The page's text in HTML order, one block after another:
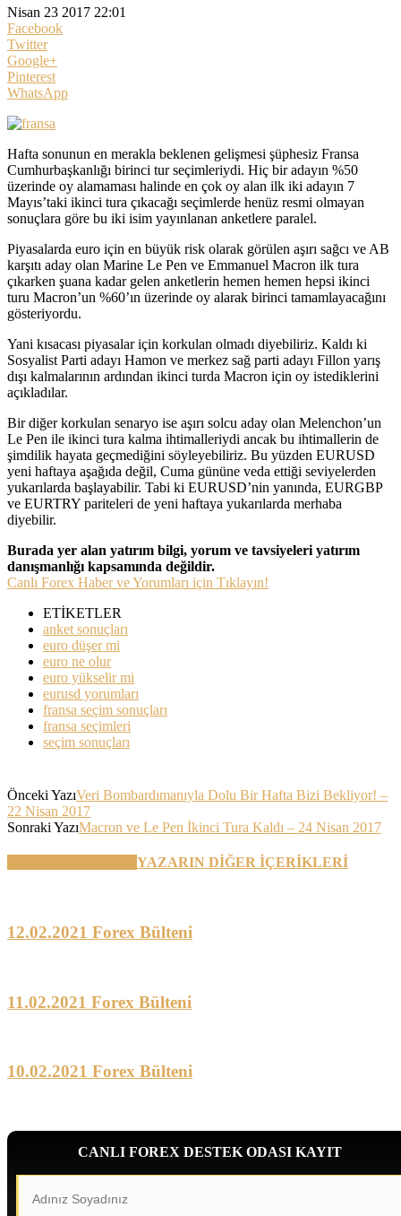
Nisan 23 2017 22:01
Facebook
Twitter
Google+
Pinterest
WhatsApp
Hafta sonunun en merakla beklenen gelişmesi şüphesiz Fransa
Cumhurbaşkanlığı birinci tur seçimleriydi. Hiç bir adayın %50
üzerinde oy alamaması halinde en çok oy alan ilk iki adayın 7
Mayıs’taki ikinci tura çıkacağı seçimlerde henüz resmi olmayan
sonuçlara göre bu iki isim yayınlanan anketlere paralel.
Piyasalarda euro için en büyük risk olarak görülen aşırı sağcı ve AB
karşıtı aday olan Marine Le Pen ve Emmanuel Macron ilk tura
çıkarken şuana kadar gelen anketlerin hemen hemen hepsi ikinci
turu Macron’un %60’ın üzerinde oy alarak birinci tamamlayacağını
gösteriyordu.
Yani kısacası piyasalar için korkulan olmadı diyebiliriz. Kaldı ki
Sosyalist Parti adayı Hamon ve merkez sağ parti adayı Fillon yarış
dışı kalmalarının ardından ikinci turda Macron için oy istediklerini
açıkladılar.
Bir diğer korkulan senaryo ise aşırı solcu aday olan Melenchon’un
Le Pen ile ikinci tura kalma ihtimalleriydi ancak bu ihtimallerin de
şimdilik hayata geçmediğini söyleyebiliriz. Bu yüzden EURUSD
yeni haftaya aşağıda değil, Cuma gününe veda ettiği seviyelerden
yukarılarda başlayabilir. Tabi ki EURUSD’nin yanında, EURGBP
ve EURTRY pariteleri de yeni haftaya yukarılarda merhaba
diyebilir.
Burada yer alan yatırım bilgi, yorum ve tavsiyeleri yatırım
danışmanlığı kapsamında değildir.
Canlı Forex Haber ve Yorumları için Tıklayın!
ETİKETLER
anket sonuçları
euro düşer mi
euro ne olur
euro yükselir mi
eurusd yorumları
fransa seçim sonuçları
fransa seçimleri
seçim sonuçları
Önceki YazıVeri Bombardımanıyla Dolu Bir Hafta Bizi Bekliyor! –
22 Nisan 2017
Sonraki YazıMacron ve Le Pen İkinci Tura Kaldı – 24 Nisan 2017
YAZARIN DİĞER İÇERİKLERİ
12.02.2021 Forex Bülteni
11.02.2021 Forex Bülteni
10.02.2021 Forex Bülteni
CANLI FOREX DESTEK ODASI KAYIT